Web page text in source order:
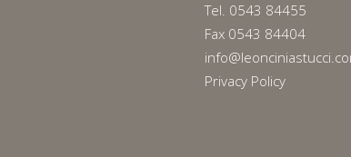
Tel. 0543 84455
Fax 0543 84404
Privacy Policy